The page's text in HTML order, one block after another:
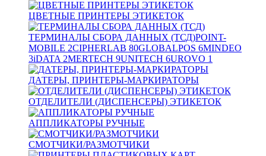
ЦВЕТНЫЕ ПРИНТЕРЫ ЭТИКЕТОК
ТЕРМИНАЛЫ СБОРА ДАННЫХ (ТСД)POINT-
MOBILE 2CIPHERLAB 80GLOBALPOS 6MINDEO
3iDATA 2MERTECH 9UNITECH 6UROVO 1
ДАТЕРЫ, ПРИНТЕРЫ-МАРКИРАТОРЫ
ОТДЕЛИТЕЛИ (ДИСПЕНСЕРЫ) ЭТИКЕТОК
АППЛИКАТОРЫ РУЧНЫЕ
СМОТЧИКИ/РАЗМОТЧИКИ